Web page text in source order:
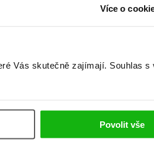
Více o
Vás skutečně zajímají. Souhlas s
Povolit vše
Nové knihy, co se